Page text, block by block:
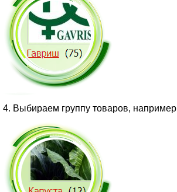
4. Выбираем группу товаров, например